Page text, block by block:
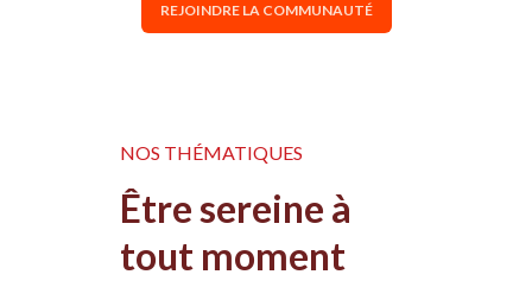
REJOINDRE LA COMMUNAUTÉ
NOS THÉMATIQUES
Être sereine à
tout moment